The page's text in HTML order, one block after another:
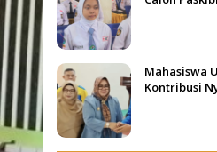
Mahasiswa
Kontribusi